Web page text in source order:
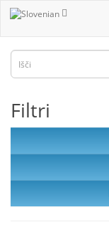
Filtri